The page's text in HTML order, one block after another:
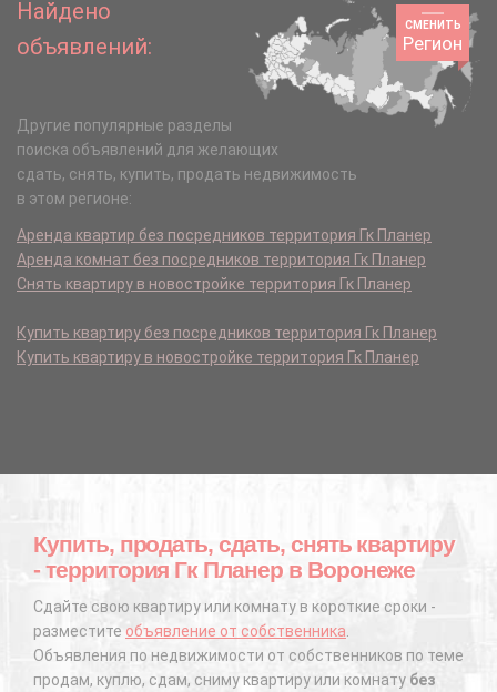
СМЕНИТЬ
Регион
Найдено
объявлений:
Другие популярные разделы
поиска объявлений для желающих
сдать, снять, купить, продать недвижимость
в этом регионе:
Аренда квартир без посредников территория Гк Планер
Аренда комнат без посредников территория Гк Планер
Снять квартиру в новостройке территория Гк Планер
Купить квартиру без посредников территория Гк Планер
Купить квартиру в новостройке территория Гк Планер
Купить, продать, сдать, снять квартиру
- территория Гк Планер в Воронеже
Сдайте свою квартиру или комнату в короткие сроки -
разместите объявление от собственника.
Объявления по недвижимости от собственников по теме
продам, куплю, сдам, сниму квартиру или комнату без